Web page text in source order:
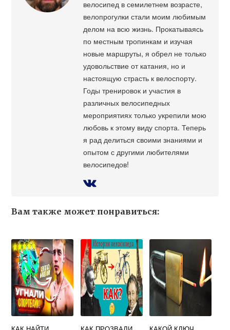
велосипед в семилетнем возрасте,
велопрогулки стали моим любимым
делом на всю жизнь. Прокатываясь
по местным тропинкам и изучая
новые маршруты, я обрел не только
удовольствие от катания, но и
настоящую страсть к велоспорту.
Годы тренировок и участия в
различных велосипедных
мероприятиях только укрепили мою
любовь к этому виду спорта. Теперь
я рад делиться своими знаниями и
опытом с другими любителями
велосипедов!
Вам также может понравиться: